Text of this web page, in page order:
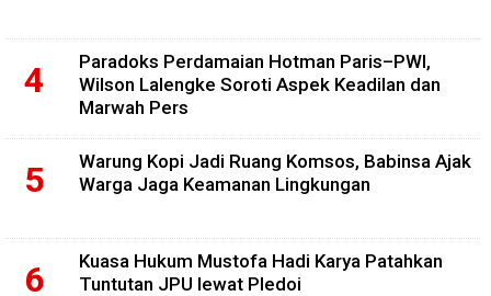
Paradoks Perdamaian Hotman Paris–PWI,
Wilson Lalengke Soroti Aspek Keadilan dan
Marwah Pers
Warung Kopi Jadi Ruang Komsos, Babinsa Ajak
Warga Jaga Keamanan Lingkungan
Kuasa Hukum Mustofa Hadi Karya Patahkan
Tuntutan JPU lewat Pledoi